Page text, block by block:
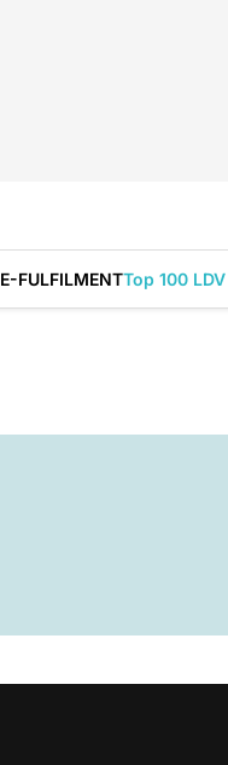
E-FULFILMENTTop 100 LDV